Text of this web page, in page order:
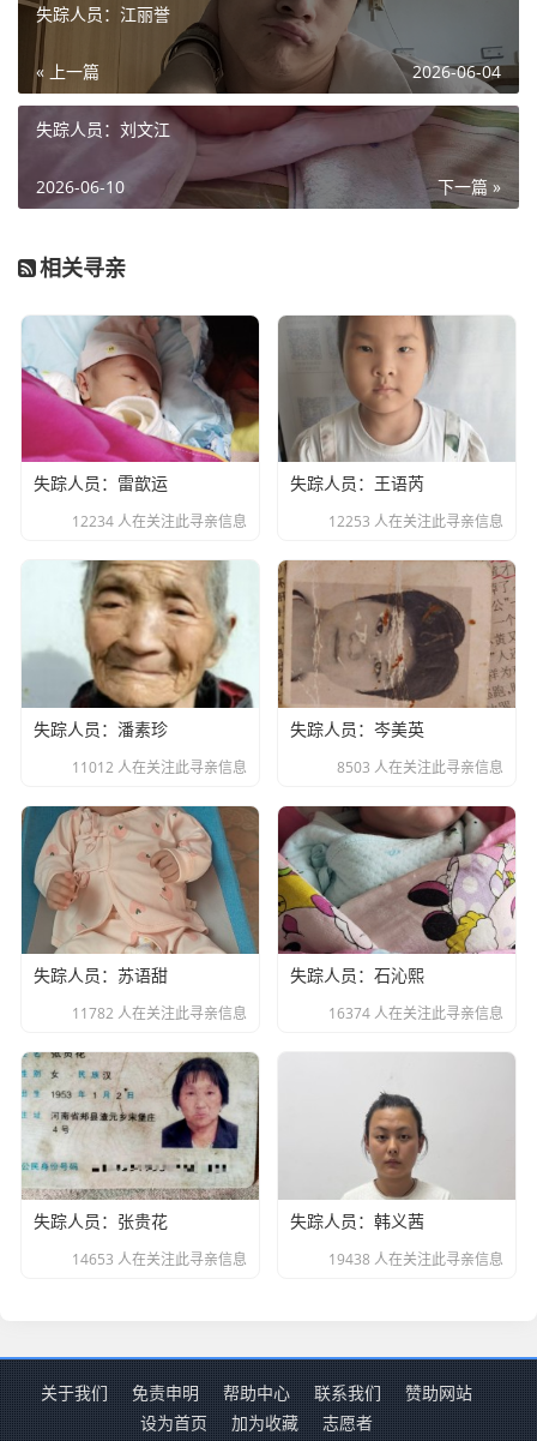
失踪人员：江丽誉
« 上一篇 2026-06-04
失踪人员：刘文江
下一篇 »
2026-06-10
相关寻亲
失踪人员：雷歆运
12234 人在关注此寻亲信息
失踪人员：王语芮
12253 人在关注此寻亲信息
失踪人员：潘素珍
11012 人在关注此寻亲信息
失踪人员：岑美英
8503 人在关注此寻亲信息
失踪人员：苏语甜
11782 人在关注此寻亲信息
失踪人员：石沁熙
16374 人在关注此寻亲信息
失踪人员：张贵花
14653 人在关注此寻亲信息
失踪人员：韩义茜
19438 人在关注此寻亲信息
关于我们 免责申明 帮助中心 联系我们
赞助网站
设为首页
加为收藏 志愿者